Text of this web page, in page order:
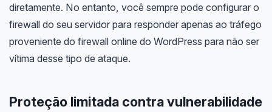
diretamente. No entanto, você sempre pode configurar o
firewall do seu servidor para responder apenas ao tráfego
proveniente do firewall online do WordPress para não ser
vítima desse tipo de ataque.
Proteção limitada contra vulnerabilidade